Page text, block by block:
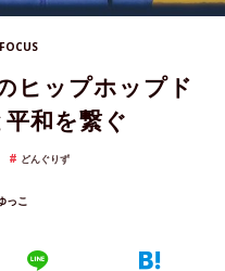
FOCUS
ヒップホップド
和を繋ぐ
どんぐりず
っこ